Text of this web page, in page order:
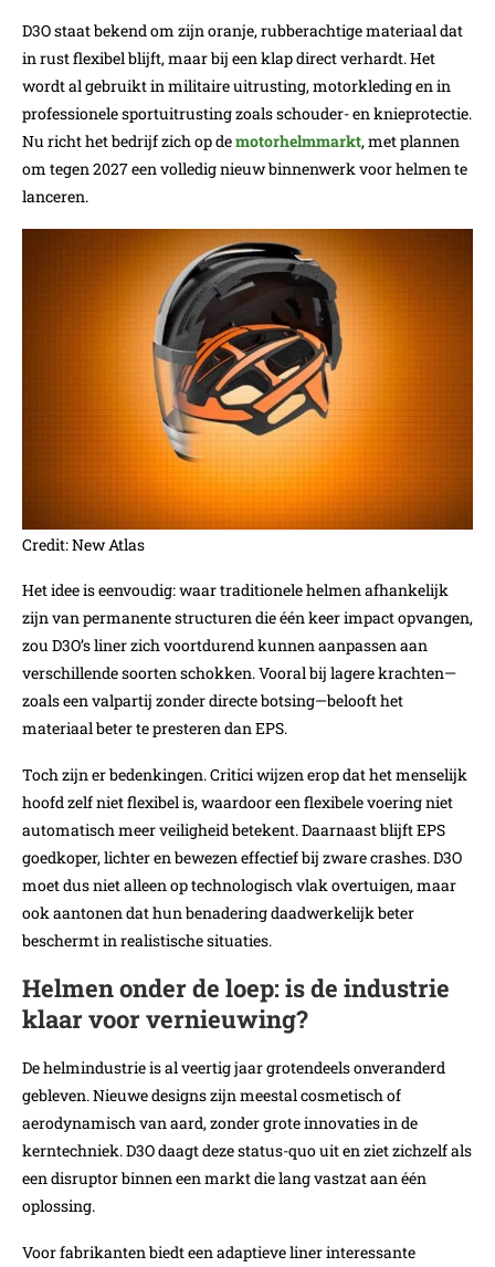
D3O staat bekend om zijn oranje, rubberachtige materiaal dat
in rust flexibel blijft, maar bij een klap direct verhardt. Het
wordt al gebruikt in militaire uitrusting, motorkleding en in
professionele sportuitrusting zoals schouder- en knieprotectie.
Nu richt het bedrijf zich op demotorhelmmarkt, met plannen
om tegen 2027 een volledig nieuw binnenwerk voor helmen te
lanceren.
Credit: New Atlas
Het idee is eenvoudig: waar traditionele helmen afhankelijk
zijn van permanente structuren die één keer impact opvangen,
zou D3O’s liner zich voortdurend kunnen aanpassen aan
verschillende soorten schokken. Vooral bij lagere krachten—
zoals een valpartij zonder directe botsing—belooft het
materiaal beter te presteren dan EPS.
Toch zijn er bedenkingen. Critici wijzen erop dat het menselijk
hoofd zelf niet flexibel is, waardoor een flexibele voering niet
automatisch meer veiligheid betekent. Daarnaast blijft EPS
goedkoper, lichter en bewezen effectief bij zware crashes. D3O
moet dus niet alleen op technologisch vlak overtuigen, maar
ook aantonen dat hun benadering daadwerkelijk beter
beschermt in realistische situaties.
Helmen onder de loep: is de industrie
klaar voor vernieuwing?
De helmindustrie is al veertig jaar grotendeels onveranderd
gebleven. Nieuwe designs zijn meestal cosmetisch of
aerodynamisch van aard, zonder grote innovaties in de
kerntechniek. D3O daagt deze status-quo uit en ziet zichzelf als
een disruptor binnen een markt die lang vastzat aan één
oplossing.
Voor fabrikanten biedt een adaptieve liner interessante